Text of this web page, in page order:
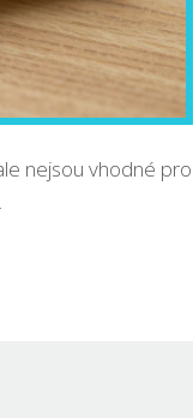
nejsou vhodné pro